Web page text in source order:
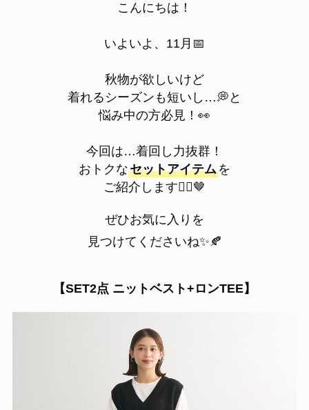
こんにちは！
いよいよ、11月📅
秋物が欲しいけど
着れるシーズンも短いし…💭と
悩み中の方必見！👀
今回は…着回し力抜群！
おトクなセットアイテム を
ご紹介します💁‍♀️🤎
ぜひお気に入りを
見つけてくださいね✨🍂
【SET2点 ニットベスト+ロンTEE】